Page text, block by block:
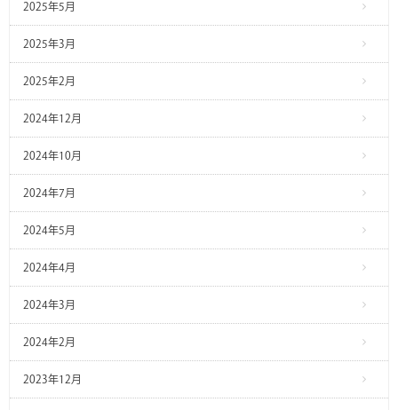
2025年5月
2025年3月
2025年2月
2024年12月
2024年10月
2024年7月
2024年5月
2024年4月
2024年3月
2024年2月
2023年12月